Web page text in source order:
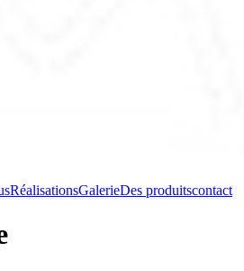
RéalisationsGalerieDes produitscontact